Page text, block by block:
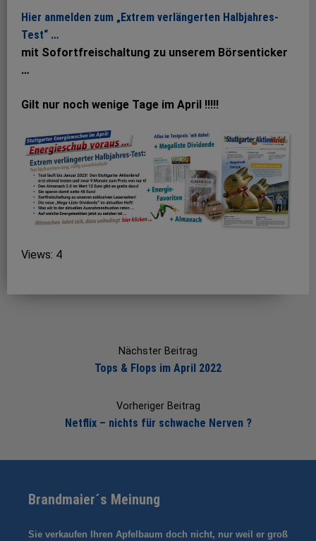
Hier anmelden zum „Extrem verlängerten Halbjahres-
Test“ …
mit Sofortfreischaltung zu unserem Börsenticker
…
Gilt nur noch wenige Tage im April !!!!!
Views: 4
Nächster Beitrag
Tops & Flops im April 2022
Vorheriger Beitrag
Netflix – nichts für schwache Nerven ?
Brandmaier´s Meinung
Sie verkaufen Ihren Apfelbaum doch nicht, nur weil er groß